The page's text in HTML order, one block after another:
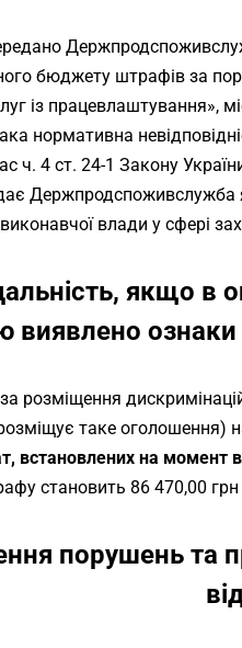
бюджету штрафів за
із працевлаштування»,
нормативна
ч. 4 ст. 24-1 Закону
Держпродспоживслужба
виконавчої влади у сфері
якщо в
виявлено ознаки
розміщення
таке оголошення)
встановлених на момент
становить 86 470,00
порушень та